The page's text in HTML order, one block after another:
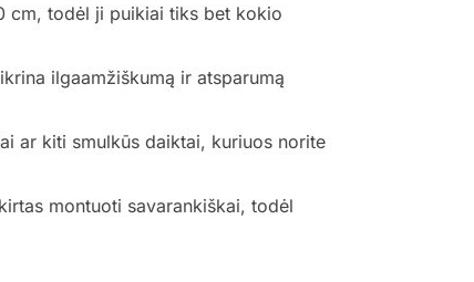
cm, todėl ji puikiai tiks bet kokio
ilgaamžiškumą ir atsparumą
ar kiti smulkūs daiktai, kuriuos norite
montuoti savarankiškai, todėl